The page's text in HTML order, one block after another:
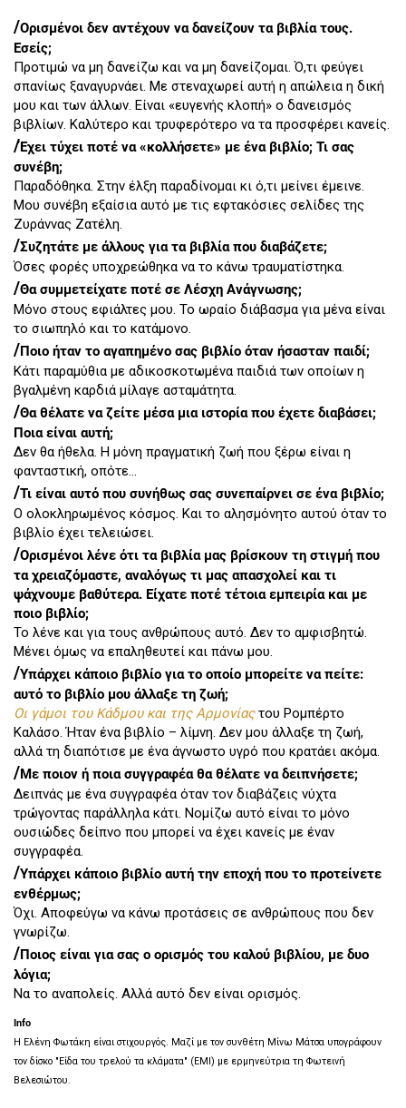
/Ορισμένοι δεν αντέχουν να δανείζουν τα βιβλία τους.
Εσείς;
Προτιμώ να μη δανείζω και να μη δανείζομαι. Ό,τι φεύγει
σπανίως ξαναγυρνάει. Με στεναχωρεί αυτή η απώλεια η δική
μου και των άλλων. Είναι «ευγενής κλοπή» ο δανεισμός
βιβλίων. Καλύτερο και τρυφερότερο να τα προσφέρει κανείς.
/Έχει τύχει ποτέ να «κολλήσετε» με ένα βιβλίο; Τι σας
συνέβη;
Παραδόθηκα. Στην έλξη παραδίνομαι κι ό,τι μείνει έμεινε.
Μου συνέβη εξαίσια αυτό με τις εφτακόσιες σελίδες της
Ζυράννας Ζατέλη.
/Συζητάτε με άλλους για τα βιβλία που διαβάζετε;
Όσες φορές υποχρεώθηκα να το κάνω τραυματίστηκα.
/Θα συμμετείχατε ποτέ σε Λέσχη Ανάγνωσης;
Μόνο στους εφιάλτες μου. Το ωραίο διάβασμα για μένα είναι
το σιωπηλό και το κατάμονο.
/Ποιο ήταν το αγαπημένο σας βιβλίο όταν ήσασταν παιδί;
Κάτι παραμύθια με αδικοσκοτωμένα παιδιά των οποίων η
βγαλμένη καρδιά μίλαγε ασταμάτητα.
/Θα θέλατε να ζείτε μέσα μια ιστορία που έχετε διαβάσει;
Ποια είναι αυτή;
Δεν θα ήθελα. Η μόνη πραγματική ζωή που ξέρω είναι η
φανταστική, οπότε...
/Τι είναι αυτό που συνήθως σας συνεπαίρνει σε ένα βιβλίο;
Ο ολοκληρωμένος κόσμος. Και το αλησμόνητο αυτού όταν το
βιβλίο έχει τελειώσει.
/Ορισμένοι λένε ότι τα βιβλία μας βρίσκουν τη στιγμή που
τα χρειαζόμαστε, αναλόγως τι μας απασχολεί και τι
ψάχνουμε βαθύτερα. Είχατε ποτέ τέτοια εμπειρία και με
ποιο βιβλίο;
Το λένε και για τους ανθρώπους αυτό. Δεν το αμφισβητώ.
Μένει όμως να επαληθευτεί και πάνω μου.
/Υπάρχει κάποιο βιβλίο για το οποίο μπορείτε να πείτε:
αυτό το βιβλίο μου άλλαξε τη ζωή;
Οι γάμοι του Κάδμου και της Αρμονίαςτου Ρομπέρτο
Καλάσο. Ήταν ένα βιβλίο – λίμνη. Δεν μου άλλαξε τη ζωή,
αλλά τη διαπότισε με ένα άγνωστο υγρό που κρατάει ακόμα.
/Με ποιον ή ποια συγγραφέα θα θέλατε να δειπνήσετε;
Δειπνάς με ένα συγγραφέα όταν τον διαβάζεις νύχτα
τρώγοντας παράλληλα κάτι. Νομίζω αυτό είναι το μόνο
ουσιώδες δείπνο που μπορεί να έχει κανείς με έναν
συγγραφέα.
/Υπάρχει κάποιο βιβλίο αυτή την εποχή που το προτείνετε
ενθέρμως;
Όχι. Αποφεύγω να κάνω προτάσεις σε ανθρώπους που δεν
γνωρίζω.
/Ποιος είναι για σας ο ορισμός του καλού βιβλίου, με δυο
λόγια;
Να το αναπολείς. Αλλά αυτό δεν είναι ορισμός.
Info
Η Ελένη Φωτάκη είναι στιχουργός. Μαζί με τον συνθέτη Μίνω Μάτσα υπογράφουν
τον δίσκο "Είδα του τρελού τα κλάματα" (EMI) με ερμηνεύτρια τη Φωτεινή
Βελεσιώτου.